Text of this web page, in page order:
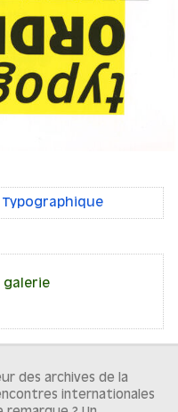
galerie
des archives de la
internationales